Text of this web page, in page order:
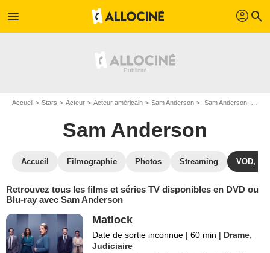
menu profil search
Accueil Stars Acteur Acteur américain Sam Anderson Sam Anderson : ses Blu-Ray, DVD, VOD, SVOD
Sam Anderson
Accueil Filmographie Photos Streaming VOD,
Retrouvez tous les films et séries TV disponibles en DVD ou
Blu-ray avec Sam Anderson
Matlock
Date de sortie inconnue | 60 min | Drame
Judiciaire